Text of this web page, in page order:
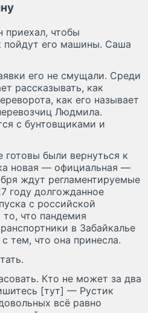
чтобы
пойдут его машины. Саша
его не смущали. Среди
рассказывать, как
как его называет
Людмила.
с бунтовщиками и
были вернуться к
новая — официальная —
ждут регламентируемые
году долгожданное
с российской
что пандемия
в Забайкалье
тем, что она принесла.
Кто не может за два
[тут] — Рустик
всё равно